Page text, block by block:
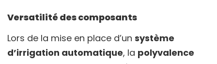
Versatilité des composants
Lors de la mise en place d’un système
d’irrigation automatique, la polyvalence